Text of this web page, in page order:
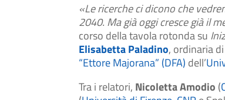
«Le ricerche ci dicono che
2040. Ma già oggi cresce già il
corso della tavola rotonda su
Elisabetta Paladino, ordinaria
“Ettore Majorana” (DFA) dell’
Tra i relatori, Nicoletta Amodio (